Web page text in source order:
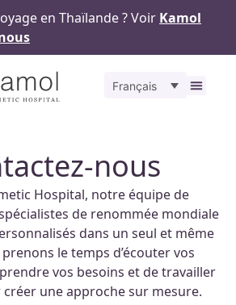
en Thaïlande ? Voir Kamol
Français
nous
Hospital, notre équipe de
de renommée mondiale
dans un seul et même
le temps d’écouter vos
vos besoins et de travailler
une approche sur mesure.